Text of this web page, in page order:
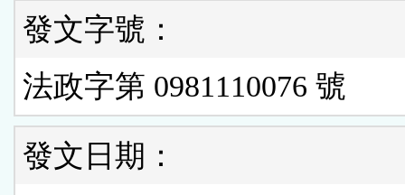
發文字號：
法政字第 0981110076 號
發文日期：